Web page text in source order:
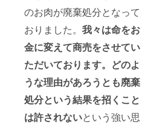
のお肉が廃棄処分となって
おりました。 我々は命をお
金に変えて商売をさせてい
ただいております。どのよ
うな理由があろうとも廃棄
処分という結果を招くこと
は許されないという強い思